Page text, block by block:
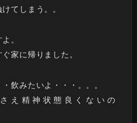
てしまう。。
。
家に帰りました。
飲みたいよ・・・。。。
え精神状態良くないの